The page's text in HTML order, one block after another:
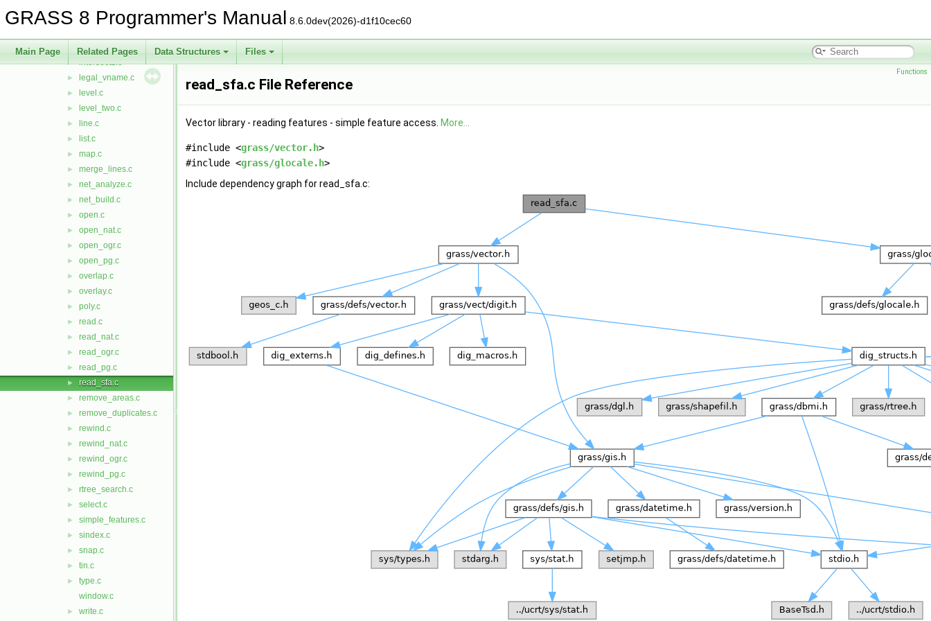
GRASS 8 Programmer's Manual 8.6.0dev(2026)-d1f10cec60
Main Page Related Pages Data Structures Files
► hist.c
intersect.c
► intersect2.c
► legal_vname.c
► level.c
► level_two.c
► line.c
► list.c
► map.c
► merge_lines.c
► net_analyze.c
► net_build.c
► open.c
► open_nat.c
► open_ogr.c
► open_pg.c
► overlap.c
► overlay.c
► poly.c
► read.c
► read_nat.c
► read_ogr.c
► read_pg.c
► read_sfa.c
► remove_areas.c
► remove_duplicates.c
► rewind.c
► rewind_nat.c
► rewind_ogr.c
► rewind_pg.c
► rtree_search.c
► select.c
► simple_features.c
► sindex.c
► snap.c
► tin.c
►
type.c
window.c
► write.c
Functions
read_sfa.c File Reference
Vector library - reading features - simple feature access. More...
#include <grass/vector.h>
#include <grass/glocale.h>
Include dependency graph for read_sfa.c: